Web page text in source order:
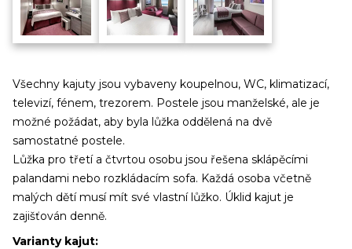
Všechny kajuty jsou vybaveny koupelnou, WC, klimatizací,
televizí, fénem, trezorem. Postele jsou manželské, ale je
možné požádat, aby byla lůžka oddělená na dvě
samostatné postele.
Lůžka pro třetí a čtvrtou osobu jsou řešena sklápěcími
palandami nebo rozkládacím sofa. Každá osoba včetně
malých dětí musí mít své vlastní lůžko. Úklid kajut je
zajišťován denně.
Varianty kajut: